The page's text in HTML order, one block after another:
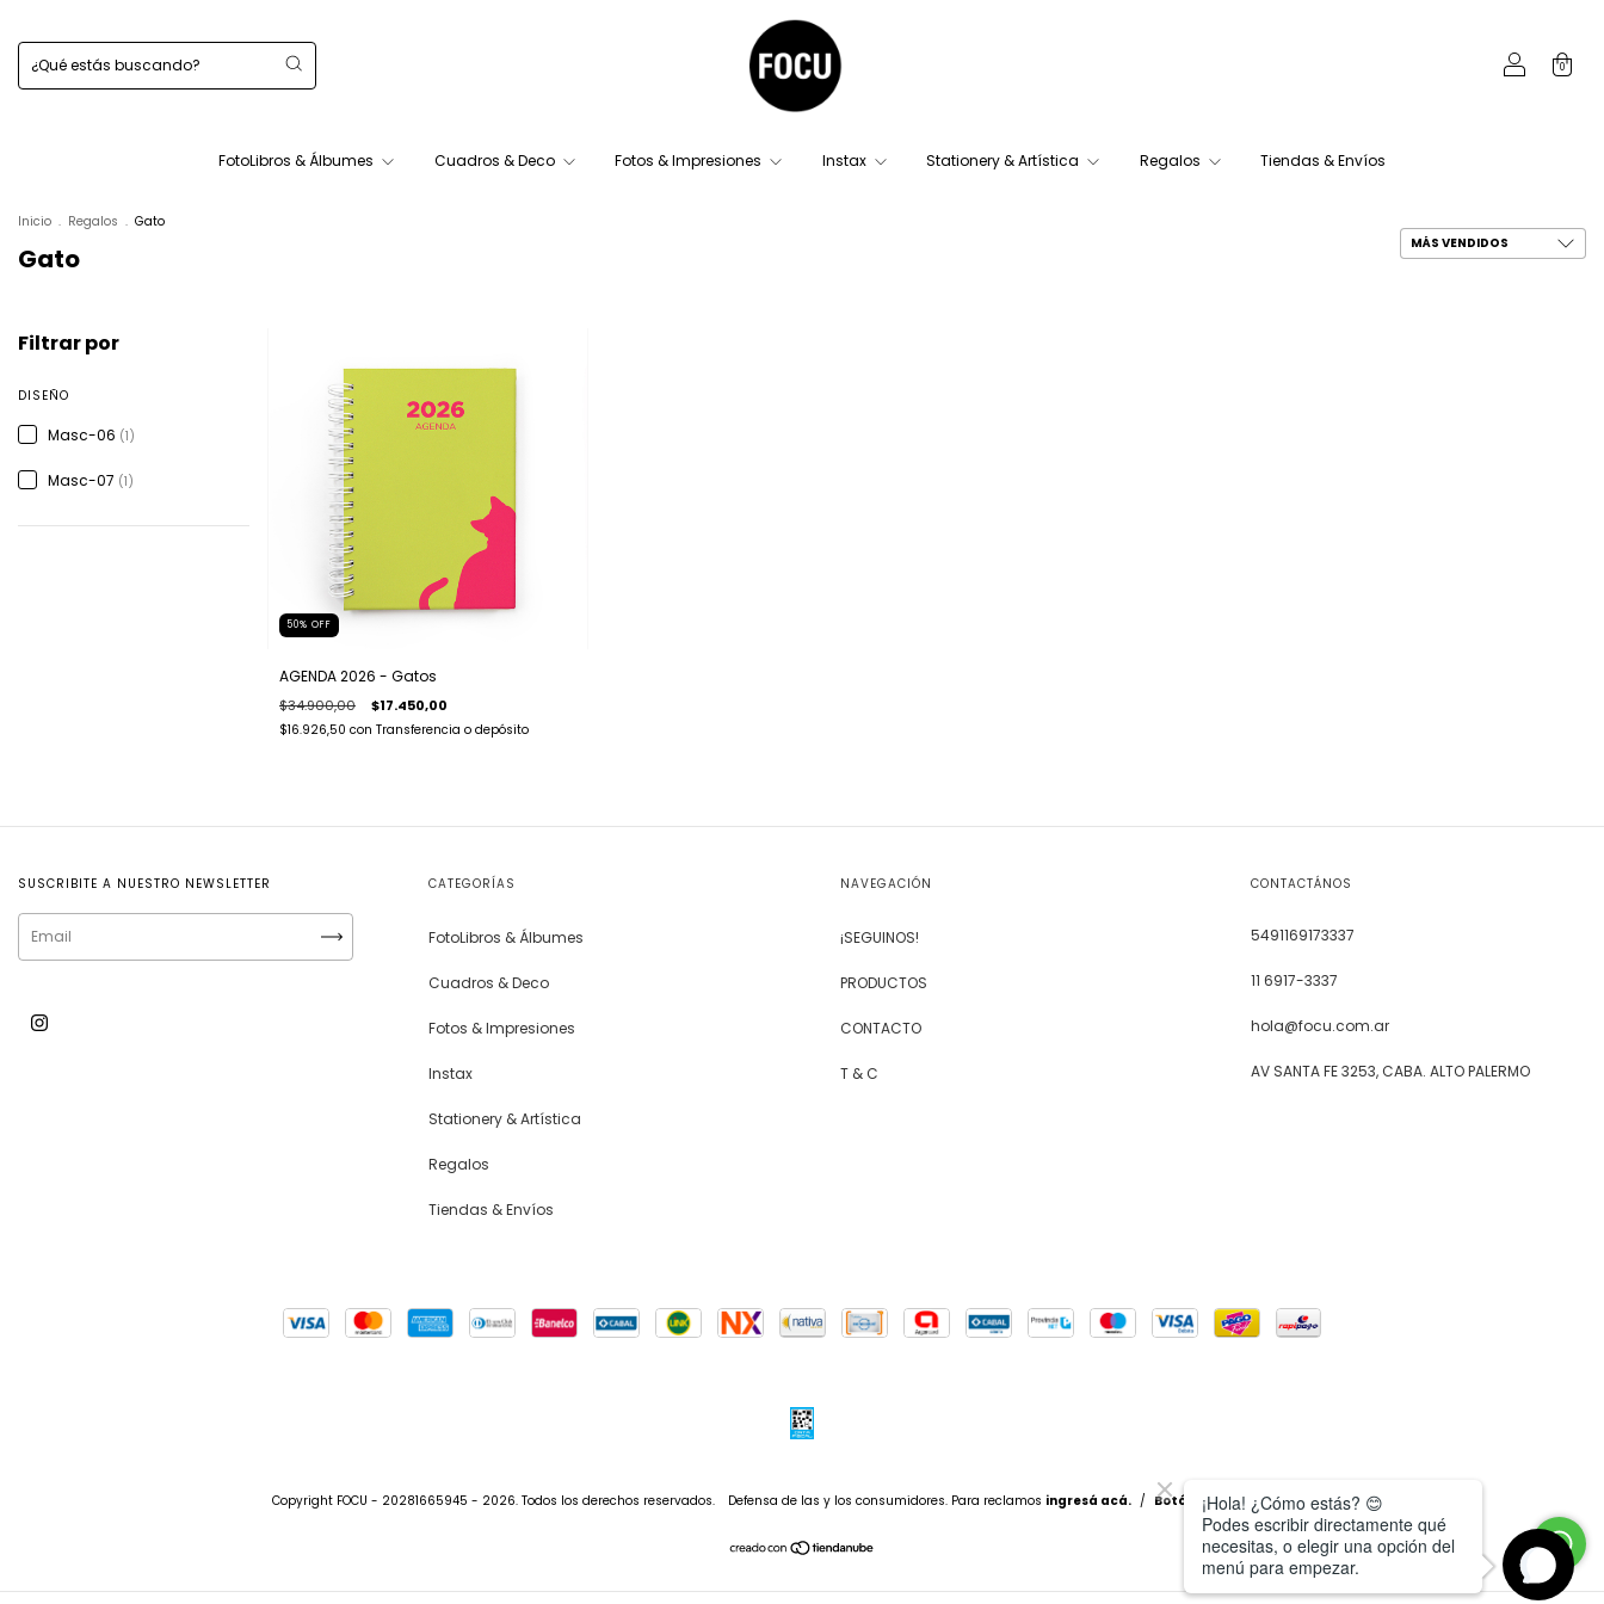
0
FotoLibros & Álbumes Cuadros & Deco Fotos & Impresiones Instax Stationery & Artística Regalos Tiendas & Envíos
Inicio . Regalos . Gato
Gato
Filtrar por
DISEÑO
Masc-06 (1)
Masc-07 (1)
50% OFF
AGENDA 2026 - Gatos
$34.900,00 $17.450,00
$16.926,50 con Transferencia o depósito
SUSCRIBITE A NUESTRO NEWSLETTER CATEGORÍAS
FotoLibros & Álbumes
Cuadros & Deco
Fotos & Impresiones
Instax
Stationery & Artística
Regalos
Tiendas & Envíos
NAVEGACIÓN
¡SEGUINOS!
PRODUCTOS
CONTACTO
T & C
CONTACTÁNOS
5491169173337
11 6917-3337
hola@focu.com.ar
AV SANTA FE 3253, CABA. ALTO PALERMO
Copyright FOCU - 20281665945 - 2026. Todos los derechos reservados. Defensa de las y los consumidores. Para reclamos ingresá acá. / Botón de arrepentimiento